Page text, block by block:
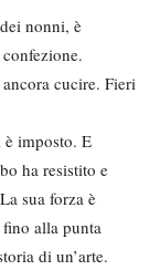
nonni, è
cucire. Fieri
imposto. E
ha resistito e
sua forza è
alla punta
di un’arte.